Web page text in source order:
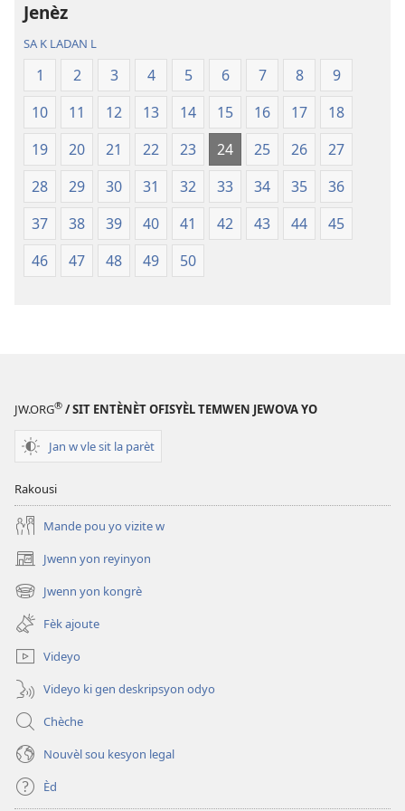
Tradiksyon
monn
nouvo
a
Jenèz
SA K LADAN L
1 2 3 4 5 6 7 8
9
10
11 12 13 14 15 16 17
18
19
20 21 22 23 24 25 26
27
28
29 30 31 32 33 34 35
36
37
38 39 40 41 42 43 44
45
46
47 48 49 50
JW.ORG® / SIT ENTÈNÈT OFISYÈL TEMWEN JEWOVA YO
Jan w vle sit la parèt
Rakousi
Mande pou yo vizite w
Jwenn yon reyinyon
(opens
new
window)
Jwenn yon kongrè
(opens
new
window)
Fèk ajoute
Videyo
Videyo ki gen deskripsyon odyo
Chèche
Nouvèl sou kesyon legal
Èd